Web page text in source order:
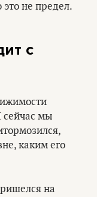
не предел.
с
сейчас мы
каким его
на